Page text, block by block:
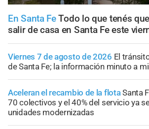
En Santa FeTodo lo que tenés
salir de casa en Santa Fe este
Viernes 7 de agosto de 2026 El
de Santa Fe; la información minuto a
Aceleran el recambio de la flotaSanta
70 colectivos y el 40% del servicio ya
unidades modernizadas